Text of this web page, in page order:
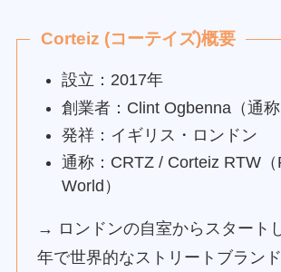
Corteiz (コーテイズ)概要
設立：2017年
創業者：Clint Ogbenna（通称
発祥：イギリス・ロンドン
通称：CRTZ / Corteiz RTW
World）
→ ロンドンの自室からスタート
年で世界的なストリートブラン